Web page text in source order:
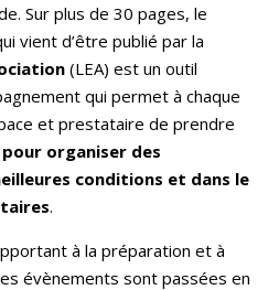
Sur plus de 30 pages, le
vient d’être publié par la
(LEA) est un outil
qui permet à chaque
et prestataire de prendre
organiser des
conditions et dans le
.
à la préparation et à
évènements sont passées en